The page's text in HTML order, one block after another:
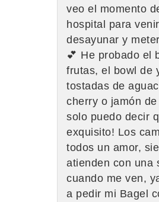
veo el momento
hospital para
desayunar y
💕 He probado el
frutas, el bowl de
tostadas de
cherry o jamón
solo puedo decir
exquisito! Los
todos un amor,
atienden con una
cuando me ven,
a pedir mi Bagel